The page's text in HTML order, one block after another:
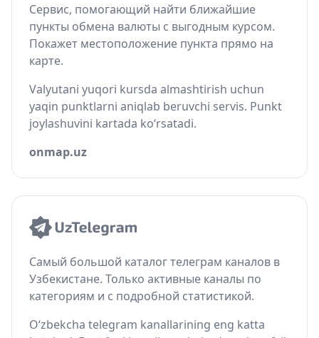
Сервис, помогающий найти ближайшие
пункты обмена валюты с выгодным курсом.
Покажет местоположение пункта прямо на
карте.
Valyutani yuqori kursda almashtirish uchun
yaqin punktlarni aniqlab beruvchi servis. Punkt
joylashuvini kartada ko‘rsatadi.
onmap.uz
Самый большой каталог телеграм каналов в
Узбекистане. Только активные каналы по
категориям и с подробной статистикой.
O‘zbekcha telegram kanallarining eng katta